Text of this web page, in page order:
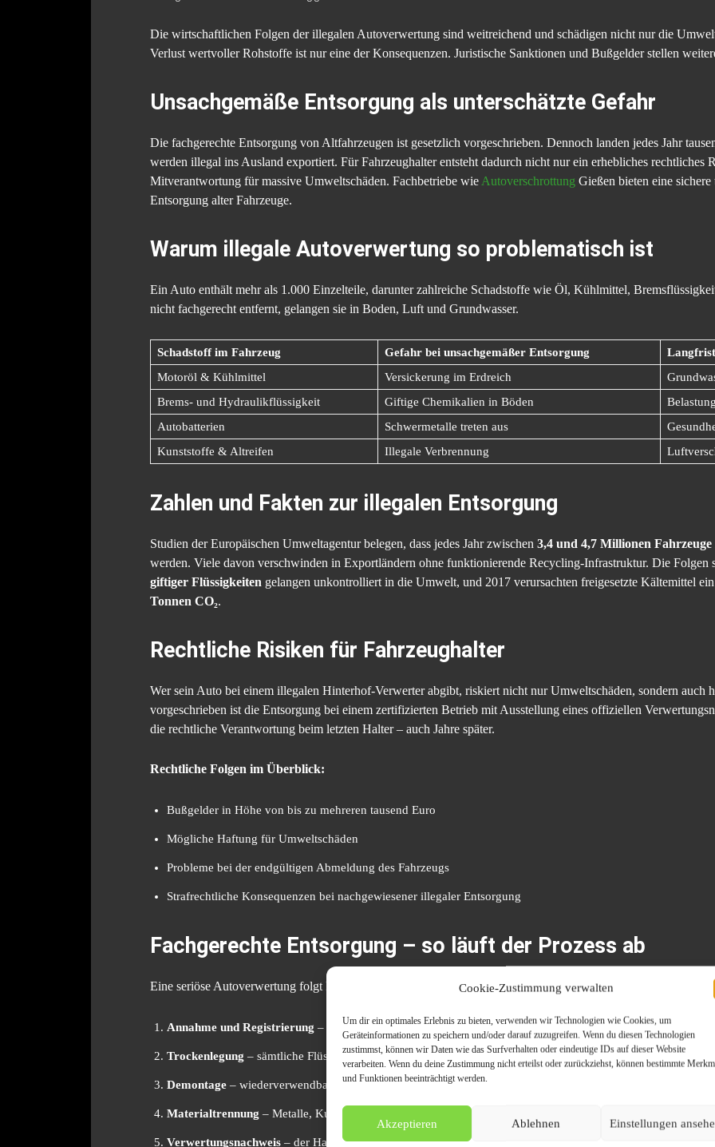
Cookie-Zustimmung verwalten
Um dir ein optimales Erlebnis zu bieten, verwenden wir Technologien wie Cookies, um
Geräteinformationen zu speichern und/oder darauf zuzugreifen. Wenn du diesen Technologien
zustimmst, können wir Daten wie das Surfverhalten oder eindeutige IDs auf dieser Website
verarbeiten. Wenn du deine Zustimmung nicht erteilst oder zurückziehst, können bestimmte
und Funktionen beeinträchtigt werden.
Akzeptieren Ablehnen Einstellungen
Die wirtschaftlichen Folgen der illegalen Autoverwertung sind weitreichend und schädigen nicht nur die
Verlust wertvoller Rohstoffe ist nur eine der Konsequenzen. Juristische Sanktionen und Bußgelder stellen
Unsachgemäße Entsorgung als unterschätzte Gefahr
Die fachgerechte Entsorgung von Altfahrzeugen ist gesetzlich vorgeschrieben. Dennoch landen jedes Jahr
werden illegal ins Ausland exportiert. Für Fahrzeughalter entsteht dadurch nicht nur ein erhebliches rechtliches
Mitverantwortung für massive Umweltschäden. Fachbetriebe wie Autoverschrottung Gießen bieten eine
Entsorgung alter Fahrzeuge.
Warum illegale Autoverwertung so problematisch ist
Ein Auto enthält mehr als 1.000 Einzelteile, darunter zahlreiche Schadstoffe wie Öl, Kühlmittel,
nicht fachgerecht entfernt, gelangen sie in Boden, Luft und Grundwasser.
Schadstoff im Fahrzeug Gefahr bei unsachgemäßer Entsorgung
Motoröl & Kühlmittel
Versickerung im Erdreich
Brems- und Hydraulikflüssigkeit
Giftige Chemikalien in Böden
Autobatterien
Schwermetalle treten aus
Kunststoffe & Altreifen
Illegale Verbrennung
Zahlen und Fakten zur illegalen Entsorgung
Studien der Europäischen Umweltagentur belegen, dass jedes Jahr zwischen 3,4 und 4,7 Millionen Fahrzeuge
werden. Viele davon verschwinden in Exportländern ohne funktionierende Recycling-Infrastruktur. Die Folgen
giftiger Flüssigkeiten gelangen unkontrolliert in die Umwelt, und 2017 verursachten freigesetzte Kältemittel
Tonnen CO₂.
Rechtliche Risiken für Fahrzeughalter
Wer sein Auto bei einem illegalen Hinterhof-Verwerter abgibt, riskiert nicht nur Umweltschäden, sondern auch
vorgeschrieben ist die Entsorgung bei einem zertifizierten Betrieb mit Ausstellung eines offiziellen
die rechtliche Verantwortung beim letzten Halter – auch Jahre später.
Rechtliche Folgen im Überblick:
Bußgelder in Höhe von bis zu mehreren tausend Euro
Mögliche Haftung für Umweltschäden
Probleme bei der endgültigen Abmeldung des Fahrzeugs
Strafrechtliche Konsequenzen bei nachgewiesener illegaler Entsorgung
Fachgerechte Entsorgung – so läuft der Prozess ab
Eine seriöse Autoverwertung folgt klaren Abläufen, die Umwelt und Verbraucher gleichermaßen schützen:
Annahme und Registrierung – das Fahrzeug wird dokumentiert und in das System aufgenommen.
Trockenlegung – sämtliche Flüssigkeiten wie Öl, Benzin, Brems- und Kühlmittel werden umweltgerecht
Demontage – wiederverwendbare Teile werden ausgebaut und als Ersatzteile aufbereitet.
Materialtrennung – Metalle, Kunststoffe und Glas werden sortiert und dem Recycling zugeführt.
Verwertungsnachweis – der Halter erhält das offizielle Dokument, das für die Abmeldung zwingend